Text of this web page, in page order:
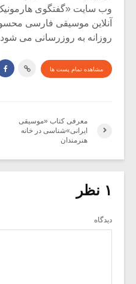
وب سایت «گفتگوی
آنلاین موسیقی فارسی
روزانه به روزرسانی می
مشاهده تمام پست ها
معرفی کتاب «موسیقی
ایرانی»شناسی در خانه
هنرمندان
۱ نظر
دیدگاه